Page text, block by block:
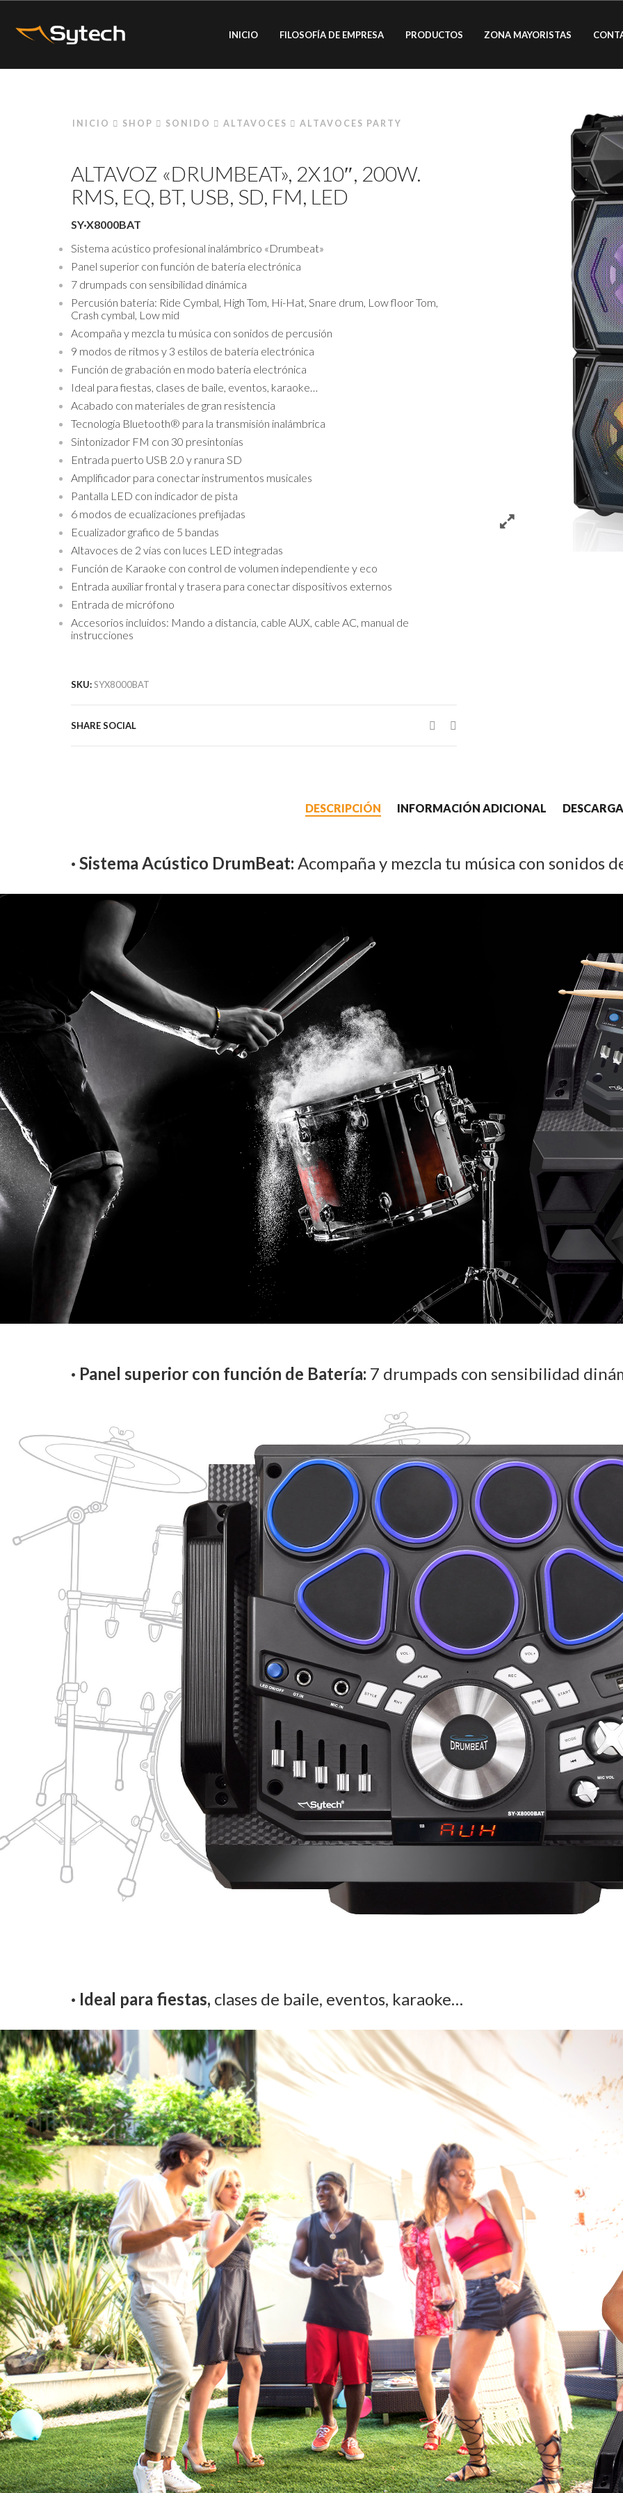
INICIO FILOSOFÍA DE EMPRESA PRODUCTOS ZONA MAYORISTAS
INICIO SHOP SONIDO ALTAVOCES ALTAVOCES PARTY
ALTAVOZ «DRUMBEAT», 2X10″, 200W.
RMS, EQ, BT, USB, SD, FM, LED
SY·X8000BAT
Sistema acústico profesional inalámbrico «Drumbeat»
Panel superior con función de batería electrónica
7 drumpads con sensibilidad dinámica
Percusión batería: Ride Cymbal, High Tom, Hi-Hat, Snare drum, Low floor Tom,
Crash cymbal, Low mid
Acompaña y mezcla tu música con sonidos de percusión
9 modos de ritmos y 3 estilos de batería electrónica
Función de grabación en modo batería electrónica
Ideal para fiestas, clases de baile, eventos, karaoke…
Acabado con materiales de gran resistencia
Tecnología Bluetooth® para la transmisión inalámbrica
Sintonizador FM con 30 presintonías
Entrada puerto USB 2.0 y ranura SD
Amplificador para conectar instrumentos musicales
Pantalla LED con indicador de pista
6 modos de ecualizaciones prefijadas
Ecualizador grafico de 5 bandas
Altavoces de 2 vías con luces LED integradas
Función de Karaoke con control de volumen independiente y eco
Entrada auxiliar frontal y trasera para conectar dispositivos externos
Entrada de micrófono
Accesorios incluidos: Mando a distancia, cable AUX, cable AC, manual de
instrucciones
SKU:SYX8000BAT
SHARE SOCIAL
DESCRIPCIÓN INFORMACIÓN ADICIONAL
· Sistema Acústico DrumBeat: Acompaña y mezcla tu música con sonidos
· Panel superior con función de Batería: 7 drumpads con sensibilidad
· Ideal para fiestas, clases de baile, eventos, karaoke…